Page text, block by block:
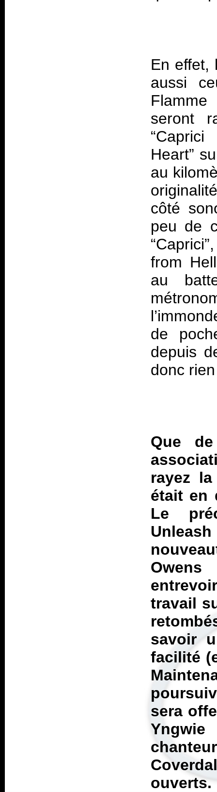
En effet,
aussi
seront
Heart”
au
côté
peu de
from
au
de
depuis
Que
rayez
était en
Le
travail
savoir
facilité
sera
ouverts.